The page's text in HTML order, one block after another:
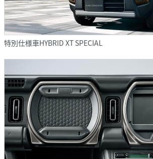
特別仕様車HYBRID XT SPECIAL